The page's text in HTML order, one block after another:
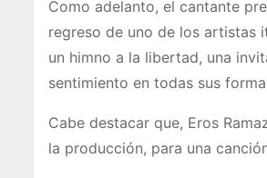
Como adelanto, el cantante
regreso de uno de los artistas
un himno a la libertad, una
sentimiento en todas sus
Cabe destacar que, Eros
la producción, para una